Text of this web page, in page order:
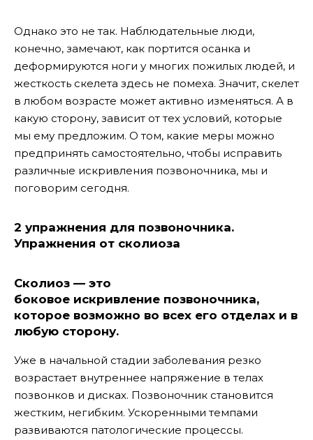
Однако это не так. Наблюдательные люди,
конечно, замечают, как портится осанка и
деформируются ноги у многих пожилых людей, и
жесткость скелета здесь не помеха. Значит, скелет
в любом возрасте может активно изменяться. А в
какую сторону, зависит от тех условий, которые
мы ему предложим. О том, какие меры можно
предпринять самостоятельно, чтобы исправить
различные искривления позвоночника, мы и
поговорим сегодня.
2 упражнения для позвоночника.
Упражнения от сколиоза
Сколиоз — это
боковое искривление позвоночника,
которое возможно во всех его отделах и в
любую сторону.
Уже в начальной стадии заболевания резко
возрастает внутреннее напряжение в телах
позвонков и дисках. Позвоночник становится
жестким, негибким. Ускоренными темпами
развиваются патологические процессы.